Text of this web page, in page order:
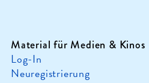
Material für Medien & Kinos
Log-In
Neuregistrierung